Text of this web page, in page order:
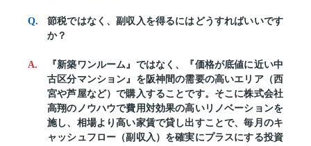
節税ではなく、副収入を得るにはどうすればいいです
か？
『新築ワンルーム』ではなく、『価格が底値に近い中
古区分マンション』を阪神間の需要の高いエリア（西
宮や芦屋など）で購入することです。そこに株式会社
高翔のノウハウで費用対効果の高いリノベーションを
施し、相場より高い家賃で貸し出すことで、毎月のキ
ャッシュフロー（副収入）を確実にプラスにする投資